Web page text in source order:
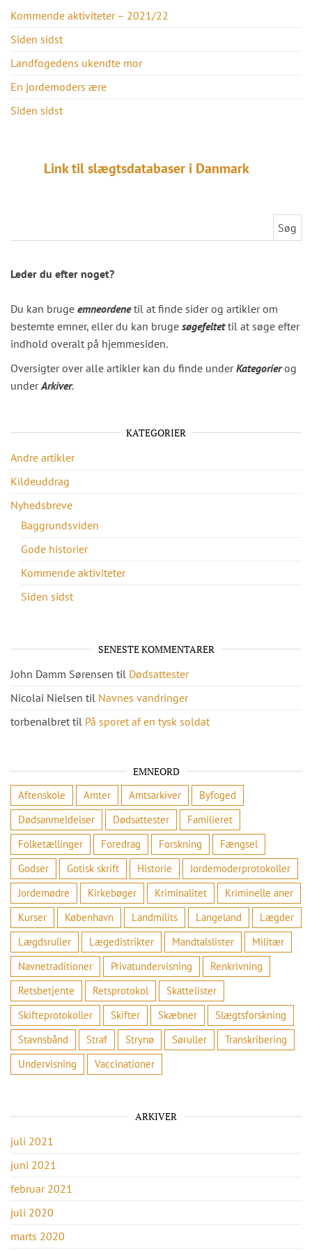
Kommende aktiviteter – 2021/22
Siden sidst
Landfogedens ukendte mor
En jordemoders ære
Siden sidst
Link til slægtsdatabaser i Danmark
Leder du efter noget?
Du kan bruge emneordenetil at finde sider og artikler om
bestemte emner, eller du kan bruge søgefeltettil at søge efter
indhold overalt på hjemmesiden.
Oversigter over alle artikler kan du finde underKategorierog
underArkiver.
KATEGORIER
Andre artikler
Kildeuddrag
Nyhedsbreve
Baggrundsviden
Gode historier
Kommende aktiviteter
Siden sidst
SENESTE KOMMENTARER
John Damm Sørensen til Dødsattester
Nicolai Nielsen til Navnes vandringer
torbenalbret til På sporet af en tysk soldat
EMNEORD
Aftenskole
Amter Amtsarkiver
Byfoged
Dødsanmeldelser
Dødsattester
Familieret
Folketællinger
Foredrag Forskning
Fængsel
Godser
Gotisk skrift Historie
Jordemoderprotokoller
Jordemødre
Kirkebøger Kriminalitet
Kriminelle aner
Kurser
København Landmilits Langeland
Lægder
Lægdsruller
Lægedistrikter Mandtalslister
Militær
Navnetraditioner
Privatundervisning
Renkrivning
Retsbetjente
Retsprotokol
Skattelister
Skifteprotokoller
Skifter Skæbner
Slægtsforskning
Stavnsbånd
Straf Strynø Søruller
Transkribering
Undervisning
Vaccinationer
ARKIVER
juli 2021
juni 2021
februar 2021
juli 2020
marts 2020